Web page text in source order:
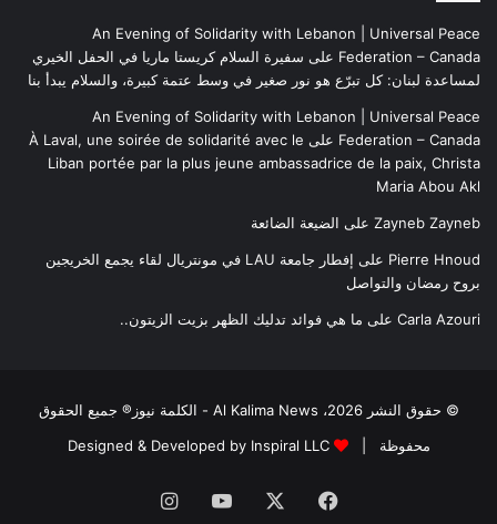
An Evening of Solidarity with Lebanon | Universal Peace
Federation – Canada على سفيرة السلام كريستا ماريا في الحفل الخيري
لمساعدة لبنان: كل تبرّع هو نور صغير في وسط عتمة كبيرة، والسلام يبدأ بنا
An Evening of Solidarity with Lebanon | Universal Peace
Federation – Canada على À Laval, une soirée de solidarité avec le
Liban portée par la plus jeune ambassadrice de la paix, Christa
Maria Abou Akl
Zayneb Zayneb على الضيعة الضائعة
Pierre Hnoud على
إفطار جامعة LAU في مونتريال لقاء يجمع الخريجين
بروح رمضان والتواصل
Carla Azouri على ما هي فوائد تدليك الظهر بزيت الزيتون..
© حقوق النشر 2026، Al Kalima News - الكلمة نيوز® جميع الحقوق
محفوظة |
Designed & Developed by Inspiral LLC
فيسبوك ‫YouTube